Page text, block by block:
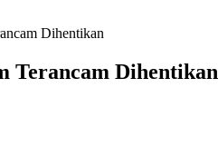
Dihentikan
Terancam Dihentikan